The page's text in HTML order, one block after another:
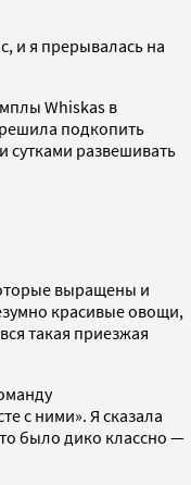
и я прерывалась на
Whiskas в
подкопить
сутками развешивать
выращены и
красивые овощи,
такая приезжая
с ними». Я сказала
было дико классно —